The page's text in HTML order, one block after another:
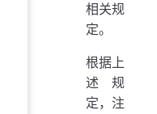
相关规
定。
根据上
述规
定，注